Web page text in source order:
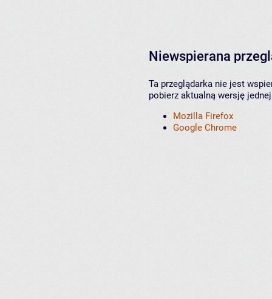
Niewspierana
Ta przeglądarka nie jest
pobierz aktualną wersję
Mozilla Firefox
Google Chrome